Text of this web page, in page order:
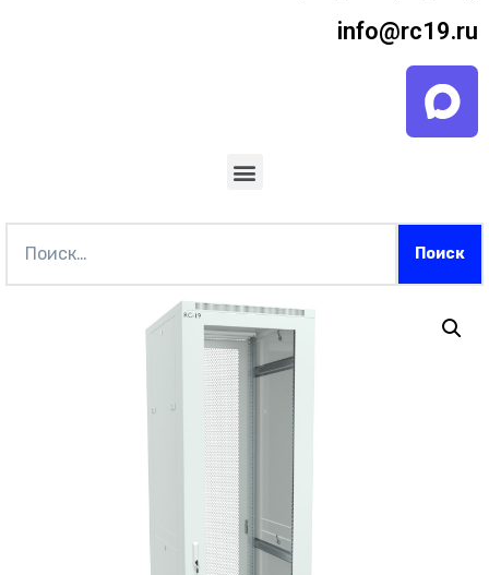
info@rc19.ru